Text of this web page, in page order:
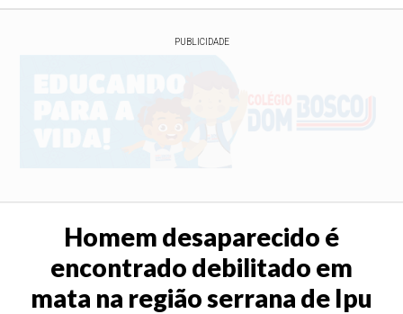
PUBLICIDADE
Homem desaparecido é
encontrado debilitado em
mata na região serrana de Ipu